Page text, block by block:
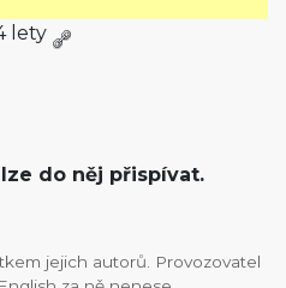
lety
do něj přispívat.
jejich autorů. Provozovatel